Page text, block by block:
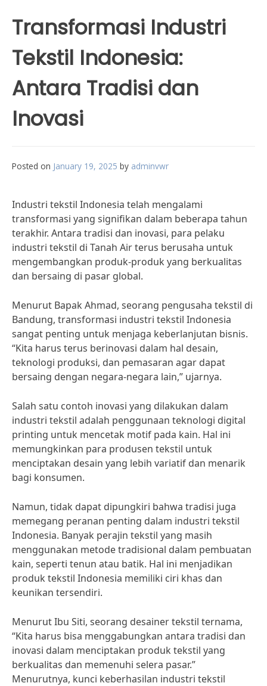
Transformasi Industri
Tekstil Indonesia:
Antara Tradisi dan
Inovasi
Posted on January 19, 2025 by adminvwr
Industri tekstil Indonesia telah mengalami
transformasi yang signifikan dalam beberapa tahun
terakhir. Antara tradisi dan inovasi, para pelaku
industri tekstil di Tanah Air terus berusaha untuk
mengembangkan produk-produk yang berkualitas
dan bersaing di pasar global.
Menurut Bapak Ahmad, seorang pengusaha tekstil di
Bandung, transformasi industri tekstil Indonesia
sangat penting untuk menjaga keberlanjutan bisnis.
“Kita harus terus berinovasi dalam hal desain,
teknologi produksi, dan pemasaran agar dapat
bersaing dengan negara-negara lain,” ujarnya.
Salah satu contoh inovasi yang dilakukan dalam
industri tekstil adalah penggunaan teknologi digital
printing untuk mencetak motif pada kain. Hal ini
memungkinkan para produsen tekstil untuk
menciptakan desain yang lebih variatif dan menarik
bagi konsumen.
Namun, tidak dapat dipungkiri bahwa tradisi juga
memegang peranan penting dalam industri tekstil
Indonesia. Banyak perajin tekstil yang masih
menggunakan metode tradisional dalam pembuatan
kain, seperti tenun atau batik. Hal ini menjadikan
produk tekstil Indonesia memiliki ciri khas dan
keunikan tersendiri.
Menurut Ibu Siti, seorang desainer tekstil ternama,
“Kita harus bisa menggabungkan antara tradisi dan
inovasi dalam menciptakan produk tekstil yang
berkualitas dan memenuhi selera pasar.”
Menurutnya, kunci keberhasilan industri tekstil